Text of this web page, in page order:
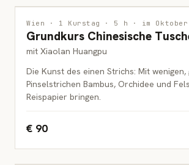
MALEREI
ERWACHSENE
Wien · 1 Kurstag · 5 h · im Oktober
Grundkurs Chinesische
mit Xiaolan Huangpu
Die Kunst des einen Strichs: Mit wenigen,
Pinselstrichen Bambus, Orchidee und
Reispapier bringen.
€ 90